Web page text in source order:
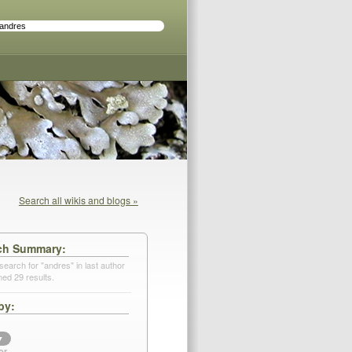
Search all wikis and blogs »
Summary
for "andres" in last author
29 results.